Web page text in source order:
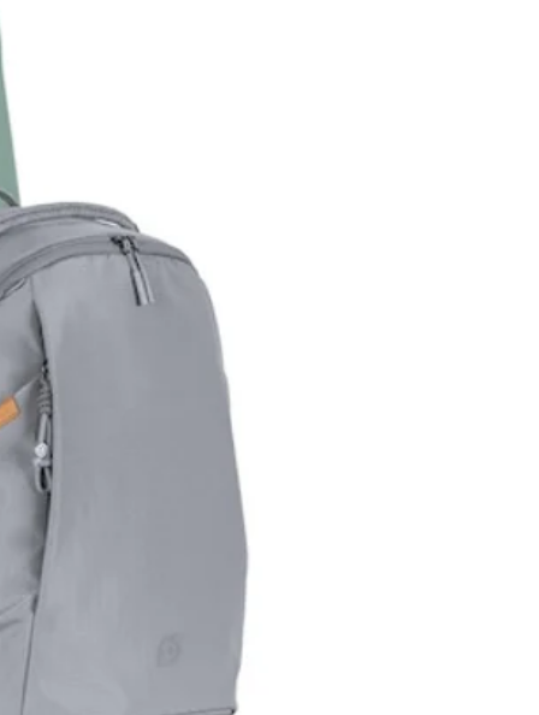
Ccd-Tr76, Ccd-Tr760e, Ccd-
Ccd-Tr818, Ccd-Tr840e, Ccd-
Ccd-Tr87, Ccd-Tr910, Ccd-
Ccd-Tr917, Ccd-Tr918, Ccd-
Ccd-Tr930, Ccd-Tr940, Ccd-
Ccd-Tr97, Ccd-Trv Series: Ccd-
Ccd-Trv101, Ccd-Trv15, Ccd-
Ccd-Trv16e, Ccd-Trv201, Ccd-
Ccd-Trv25, Ccd-Trv27e, Ccd-
Ccd-Trv315, Ccd-Trv35, Ccd-
Ccd-Trv37, Ccd-Trv37e, Ccd-
Hi8 Ccd-Trv4, Ccd-Trv41, Ccd-
Ccd-Trv45k, Ccd-Trv46, Ccd-
Ccd-Trv47, Ccd-Trv47e, Ccd-
Ccd-Trv48e, Ccd-Trv49, Ccd-
Ccd-Trv517, Ccd-Trv54e, Ccd-
Ccd-Trv57, Ccd-Trv57e, Ccd-
Hi8, Ccd-Trv58, Ccd-Trv59, Ccd-
Ccd-Trv615, Ccd-Trv62, Ccd-
Ccd-Trv65, Ccd-Trv66, Ccd-
Ccd-Trv66k, Ccd-Trv67, Ccd-
Ccd-Trv68, Ccd-Trv71, Ccd-
Ccd-Trv716, Ccd-Trv72, Ccd-
Ccd-Trv75, Ccd-Trv78, Ccd-
Ccd-Trv80pk, Ccd-Trv81, Ccd-
Ccd-Trv82, Ccd-Trv85, Ccd-
Ccd-Trv86pk, Ccd-Trv87, Ccd-
Ccd-Trv88, Ccd-Trv90, Ccd-